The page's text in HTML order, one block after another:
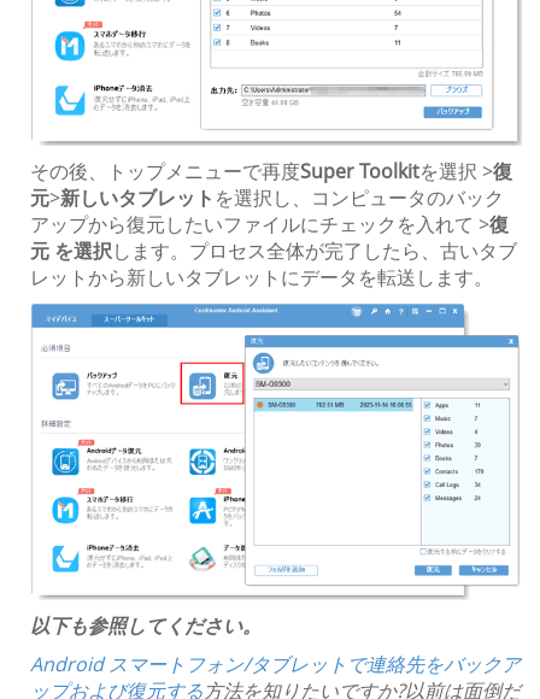
その後、トップメニューで再度Super Toolkitを選択 >復
元>新しいタブレット を選択し、コンピュータのバック
アップから復元したいファイルにチェックを入れて >復
元 を選択します。プロセス全体が完了したら、古いタブ
レットから新しいタブレットにデータを転送します。
以下も参照してください。
Android スマートフォン/タブレットで連絡先をバックア
ップおよび復元する方法を知りたいですか?以前は面倒だ